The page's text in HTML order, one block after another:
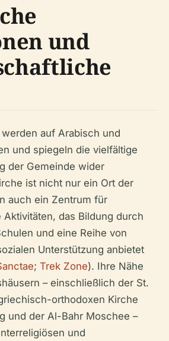
und
auf Arabisch und
und spiegeln die vielfältige
der Gemeinde wider
ist nicht nur ein Ort der
auch ein Zentrum für
das Bildung durch
und eine Reihe von
Unterstützung anbietet
; Trek Zone). Ihre Nähe
– einschließlich der St.
orthodoxen Kirche
und der Al-Bahr Moschee –
und